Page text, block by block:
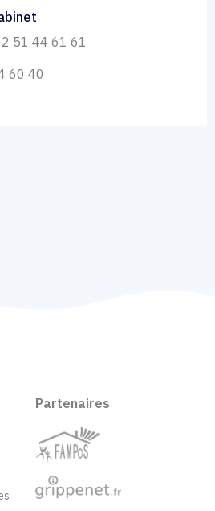
51 44 61 61
60 40
Partenaires